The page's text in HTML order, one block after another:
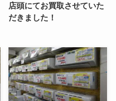
店頭にてお買取させていた
だきました！